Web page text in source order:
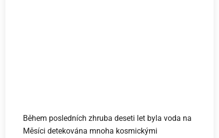
Během posledních zhruba deseti let byla voda na
Měsíci detekována mnoha kosmickými